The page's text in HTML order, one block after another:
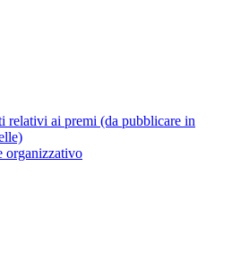
relativi ai premi (da pubblicare in
organizzativo